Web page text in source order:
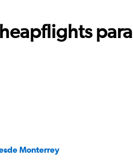
para
Monterrey